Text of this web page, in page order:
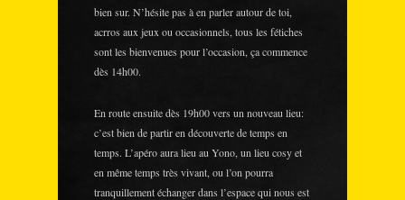
bien sur. N’hésite pas à en parler autour de toi,
acrros aux jeux ou occasionnels, tous les fétiches
sont les bienvenues pour l’occasion, ça commence
dès 14h00.
En route ensuite dès 19h00 vers un nouveau lieu:
c’est bien de partir en découverte de temps en
temps. L’apéro aura lieu au Yono, un lieu cosy et
en même temps très vivant, ou l’on pourra
tranquillement échanger dans l’espace qui nous est